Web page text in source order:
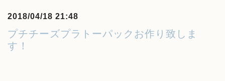
2018/04/18 21:48
プチチーズプラトーパックお作り致しま
す！